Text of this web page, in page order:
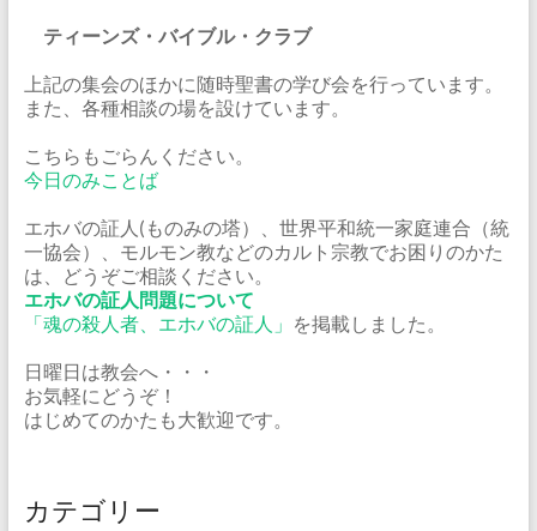
ティーンズ・バイブル・クラブ
上記の集会のほかに随時聖書の学び会を行っています。
また、各種相談の場を設けています。
こちらもごらんください。
今日のみことば
エホバの証人(ものみの塔）、世界平和統一家庭連合（統
一協会）、モルモン教などのカルト宗教でお困りのかた
は、どうぞご相談ください。
エホバの証人問題について
「魂の殺人者、エホバの証人」 を掲載しました。
日曜日は教会へ・・・
お気軽にどうぞ！
はじめてのかたも大歓迎です。
カテゴリー